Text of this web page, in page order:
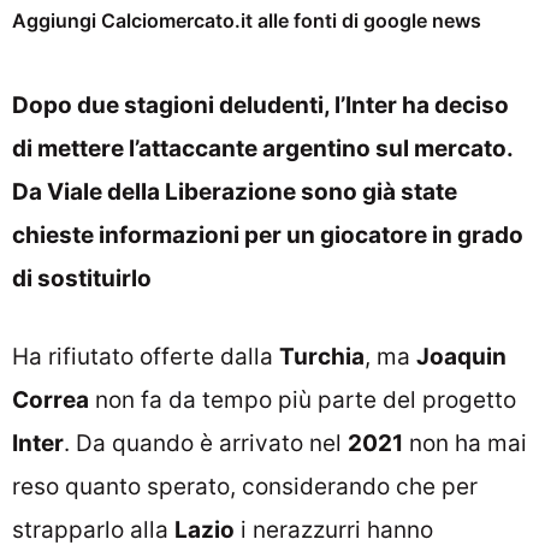
Aggiungi Calciomercato.it alle fonti di google news
Dopo due stagioni deludenti, l’Inter ha deciso
di mettere l’attaccante argentino sul mercato.
Da Viale della Liberazione sono già state
chieste informazioni per un giocatore in grado
di sostituirlo
Ha rifiutato offerte dalla Turchia, ma Joaquin
Correa non fa da tempo più parte del progetto
Inter. Da quando è arrivato nel 2021 non ha mai
reso quanto sperato, considerando che per
strapparlo alla Lazio i nerazzurri hanno